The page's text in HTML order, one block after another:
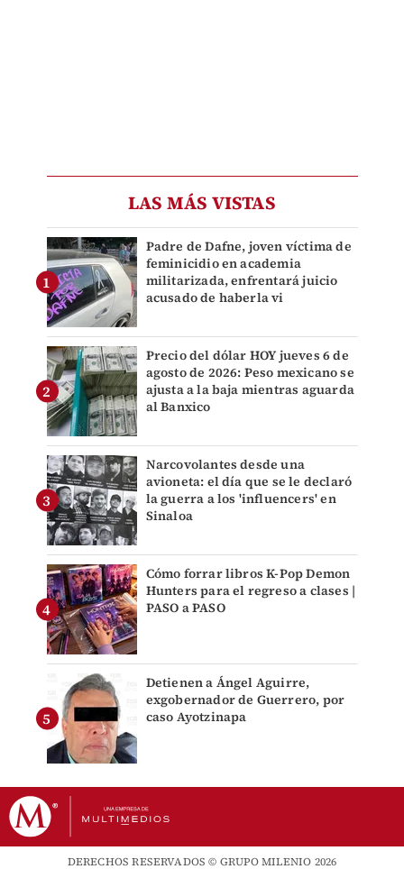
LAS MÁS VISTAS
Padre de Dafne, joven víctima de
feminicidio en academia
militarizada, enfrentará juicio
acusado de haberla vi
Precio del dólar HOY jueves 6 de
agosto de 2026: Peso mexicano se
ajusta a la baja mientras aguarda
al Banxico
Narcovolantes desde una
avioneta: el día que se le declaró
la guerra a los 'influencers' en
Sinaloa
Cómo forrar libros K-Pop Demon
Hunters para el regreso a clases |
PASO a PASO
Detienen a Ángel Aguirre,
exgobernador de Guerrero, por
caso Ayotzinapa
DERECHOS RESERVADOS © GRUPO MILENIO 2026